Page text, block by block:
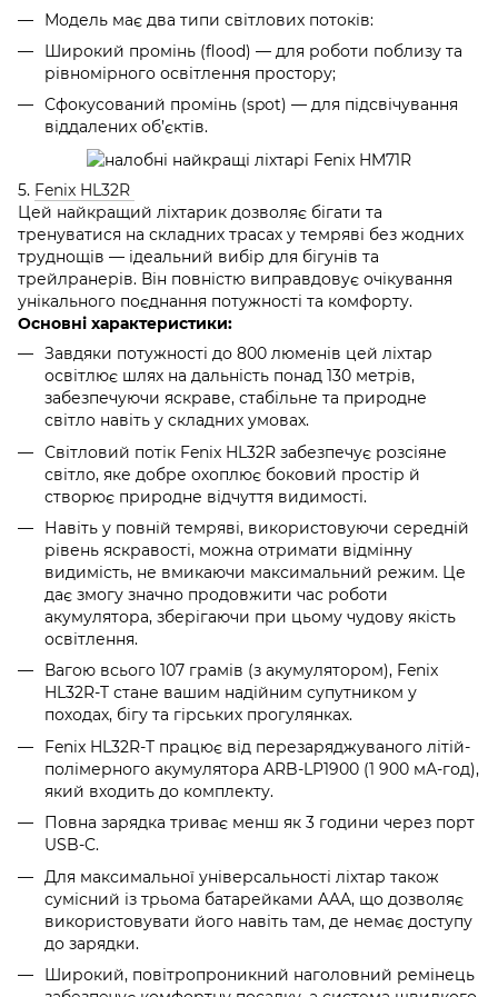
Модель має два типи світлових потоків:
Широкий промінь (flood) — для роботи поблизу та
рівномірного освітлення простору;
Сфокусований промінь (spot) — для підсвічування
віддалених об’єктів.
5. Fenix HL32R
Цей найкращий ліхтарик дозволяє бігати та
тренуватися на складних трасах у темряві без жодних
труднощів — ідеальний вибір для бігунів та
трейлранерів. Він повністю виправдовує очікування
унікального поєднання потужності та комфорту.
Основні характеристики:
Завдяки потужності до 800 люменів цей ліхтар
освітлює шлях на дальність понад 130 метрів,
забезпечуючи яскраве, стабільне та природне
світло навіть у складних умовах.
Світловий потік Fenix HL32R забезпечує розсіяне
світло, яке добре охоплює боковий простір й
створює природне відчуття видимості.
Навіть у повній темряві, використовуючи середній
рівень яскравості, можна отримати відмінну
видимість, не вмикаючи максимальний режим. Це
дає змогу значно продовжити час роботи
акумулятора, зберігаючи при цьому чудову якість
освітлення.
Вагою всього 107 грамів (з акумулятором), Fenix
HL32R-T стане вашим надійним супутником у
походах, бігу та гірських прогулянках.
Fenix HL32R-T працює від перезаряджуваного літій-
полімерного акумулятора ARB-LP1900 (1 900 мА-год),
який входить до комплекту.
Повна зарядка триває менш як 3 години через порт
USB-C.
Для максимальної універсальності ліхтар також
сумісний із трьома батарейками AAA, що дозволяє
використовувати його навіть там, де немає доступу
до зарядки.
Широкий, повітропроникний наголовний ремінець